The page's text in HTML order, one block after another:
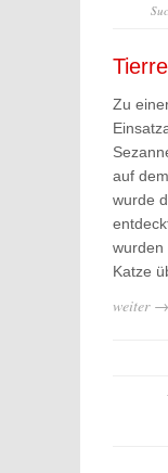
Zu
auf
wurde
wurden
Katze
weiter →